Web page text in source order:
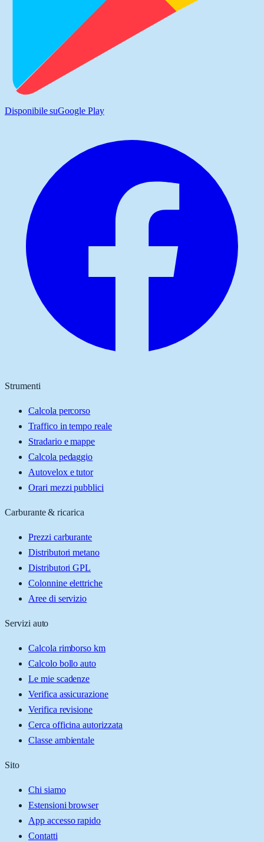
Disponibile suGoogle Play
Strumenti
Calcola percorso
Traffico in tempo reale
Stradario e mappe
Calcola pedaggio
Autovelox e tutor
Orari mezzi pubblici
Carburante & ricarica
Prezzi carburante
Distributori metano
Distributori GPL
Colonnine elettriche
Aree di servizio
Servizi auto
Calcola rimborso km
Calcolo bollo auto
Le mie scadenze
Verifica assicurazione
Verifica revisione
Cerca officina autorizzata
Classe ambientale
Sito
Chi siamo
Estensioni browser
App accesso rapido
Contatti